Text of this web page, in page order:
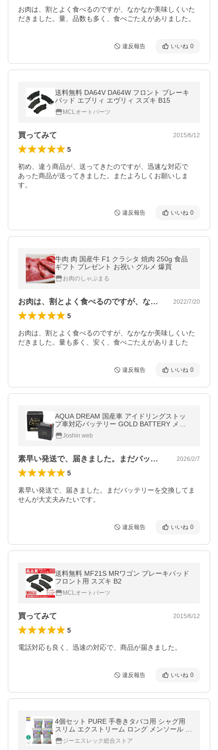
お肉は、割とよく食べるのですが、なかなか美味しくいた
だきました。量、品数も多く、食べごたえがありました。
違反報告 いいね 0
送料無料 DA64V DA64W フロント ブレーキ
パッド エブリィ エヴリィ スズキ B15
MCLオートパーツ
買ってみて 2015/6/12
5
初め、違う商品が、送ってきたのですが、迅速な対応で
あった商品が送ってきました。またよろしくお願いしま
す。
違反報告 いいね 0
牛肉 肉 国産牛 F1 クラシタ 焼肉 250g 食品
ギフト プレゼント お祝い グルメ 爆買
お肉のしゃぶまる
お肉は、割とよく食べるのですが、なかな… 2022/7/20
5
お肉は、割とよく食べるのですが、なかなか美味しくいた
だきました。量も多く、安く、食べごたえがありました
違反報告 いいね 0
AQUA DREAM 国産車 アイドリングストッ
プ車対応バッテリー GOLD BATTERY メン
テナンスフリータイプ(他商品との同時購入
不可)GBM-55 返品種別B
Joshin web
素早い発送で、届きました。まだバッテリ… 2026/2/7
5
素早い発送で、届きました。まだバッテリーを交換してま
せんが大丈夫みたいです。
違反報告 いいね 0
送料無料 MF21S MRワゴン ブレーキパッド
フロント用 スズキ B2
MCLオートパーツ
買ってみて 2015/6/12
5
電話対応も良く、迅速の対応で、商品が届きました。
違反報告 いいね 0
4個セット PURE 手巻きタバコ用 シャグ用
スリム エクストリーム ロング メンソール フ
ィルター 6mm×30mm 600個入り 手巻きた
ばこ用フィルター
ジーエスレック総合ストア